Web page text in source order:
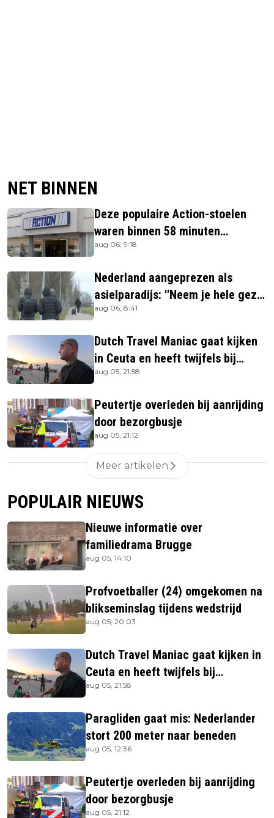
NET BINNEN
Deze populaire Action-stoelen
waren binnen 58 minuten
uitverkocht zijn vandaag weer te
aug 06, 9:18
Nederland aangeprezen als
asielparadijs: ''Neem je hele gezin
mee''
aug 06, 8:41
Dutch Travel Maniac gaat kijken
in Ceuta en heeft twijfels bij
berichtgeving media
aug 05, 21:58
Peutertje overleden bij aanrijding
door bezorgbusje
aug 05, 21:12
Meer artikelen
POPULAIR NIEUWS
Nieuwe informatie over
familiedrama Brugge
aug 05, 14:10
Profvoetballer (24) omgekomen na
blikseminslag tijdens wedstrijd
aug 05, 20:03
Dutch Travel Maniac gaat kijken in
Ceuta en heeft twijfels bij
berichtgeving media
aug 05, 21:58
Paragliden gaat mis: Nederlander
stort 200 meter naar beneden
aug 05, 12:36
Peutertje overleden bij aanrijding
door bezorgbusje
aug 05, 21:12